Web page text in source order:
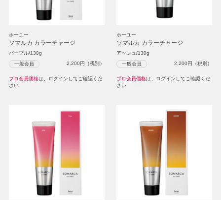
ホーユー
ソマルカ カラーチャージ
パープル/130g
一般会員 2,200円（税別）
プロ会員価格は、ログインしてご確認くだ
さい
ホーユー
ソマルカ カラーチャージ
アッシュ/130g
一般会員 2,200円（税別）
プロ会員価格は、ログインしてご確認くだ
さい